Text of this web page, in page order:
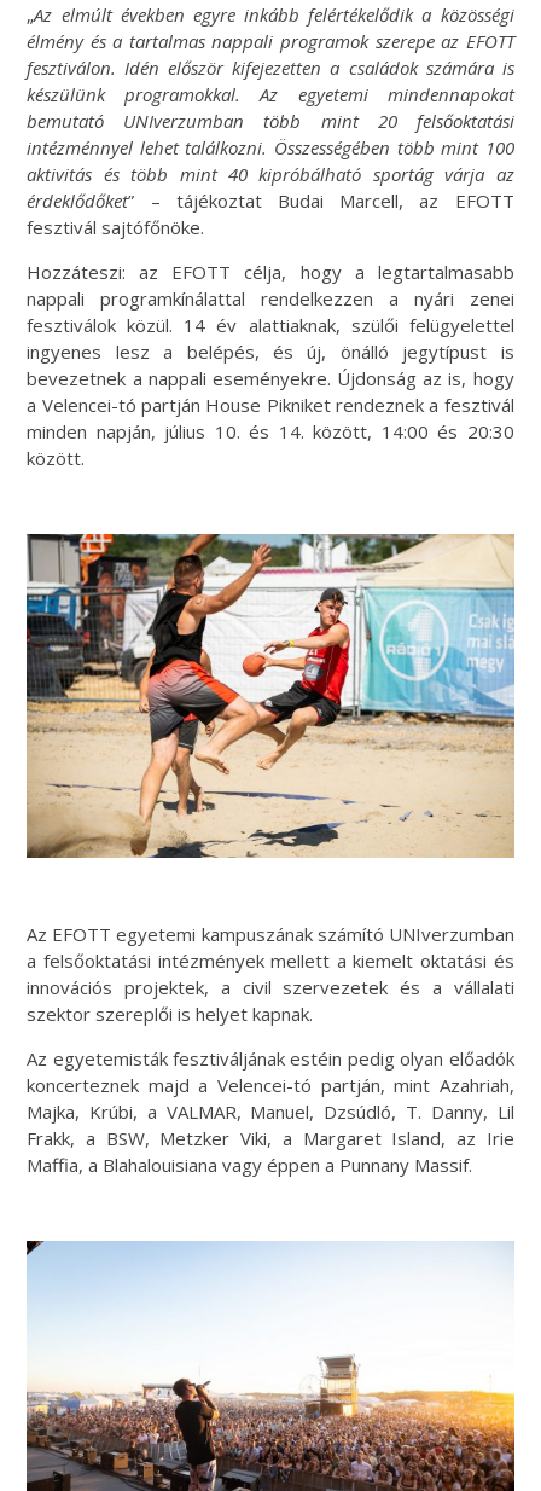
„Az elmúlt években egyre inkább felértékelődik a közösségi
élmény és a tartalmas nappali programok szerepe az EFOTT
fesztiválon. Idén először kifejezetten a családok számára is
készülünk programokkal. Az egyetemi mindennapokat
bemutató UNIverzumban több mint 20 felsőoktatási
intézménnyel lehet találkozni. Összességében több mint 100
aktivitás és több mint 40 kipróbálható sportág várja az
érdeklődőket” – tájékoztat Budai Marcell, az EFOTT
fesztivál sajtófőnöke.
Hozzáteszi: az EFOTT célja, hogy a legtartalmasabb
nappali programkínálattal rendelkezzen a nyári zenei
fesztiválok közül. 14 év alattiaknak, szülői felügyelettel
ingyenes lesz a belépés, és új, önálló jegytípust is
bevezetnek a nappali eseményekre. Újdonság az is, hogy
a Velencei-tó partján House Pikniket rendeznek a fesztivál
minden napján, július 10. és 14. között, 14:00 és 20:30
között.
Az EFOTT egyetemi kampuszának számító UNIverzumban
a felsőoktatási intézmények mellett a kiemelt oktatási és
innovációs projektek, a civil szervezetek és a vállalati
szektor szereplői is helyet kapnak.
Az egyetemisták fesztiváljának estéin pedig olyan előadók
koncerteznek majd a Velencei-tó partján, mint Azahriah,
Majka, Krúbi, a VALMAR, Manuel, Dzsúdló, T. Danny, Lil
Frakk, a BSW, Metzker Viki, a Margaret Island, az Irie
Maffia, a Blahalouisiana vagy éppen a Punnany Massif.